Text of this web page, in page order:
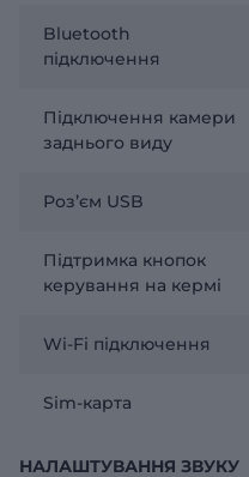
Bluetooth
підключення
Підключення камери
заднього виду
Розʼєм USB
Підтримка кнопок
керування на кермі
Wi-Fi підключення
Sim-карта
НАЛАШТУВАННЯ ЗВУКУ